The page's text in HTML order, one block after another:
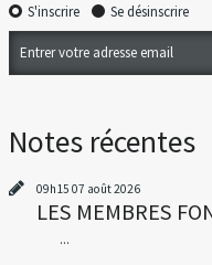
S'inscrire Se désinscrire
Notes récentes
09h15 07 août 2026
LES MEMBRES
...